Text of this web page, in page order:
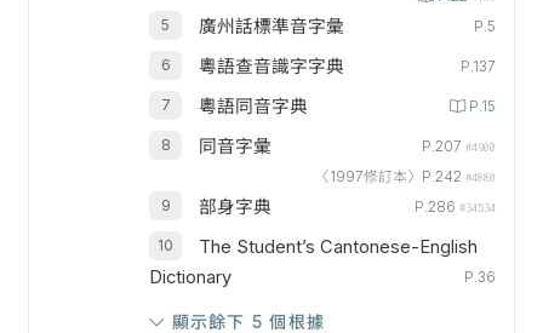
廣州話標準音字彙 P.5
粵語查音識字字典 P.137
粵語同音字典 P.15
同音字彙 P.207 #4900
〈1997修訂本〉P.242 #4880
部身字典 P.286 #34534
The Student’s Cantonese-English
Dictionary
P.36
顯示餘下 5 個根據